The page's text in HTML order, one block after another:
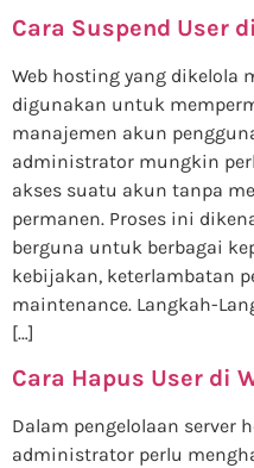
Cara Suspend User
Web hosting yang dikelola
digunakan untuk
manajemen akun
administrator mungkin
akses suatu akun tanpa
permanen. Proses ini
berguna untuk berbagai
kebijakan, keterlambatan
maintenance. Langkah-
[…]
Cara Hapus User di
Dalam pengelolaan server
administrator perlu